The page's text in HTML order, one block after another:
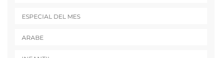
ESPECIAL DEL MES
ARABE